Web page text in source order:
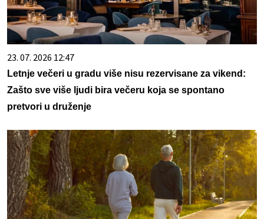
23. 07. 2026 12:47
Letnje večeri u gradu više nisu rezervisane za vikend:
Zašto sve više ljudi bira večeru koja se spontano
pretvori u druženje